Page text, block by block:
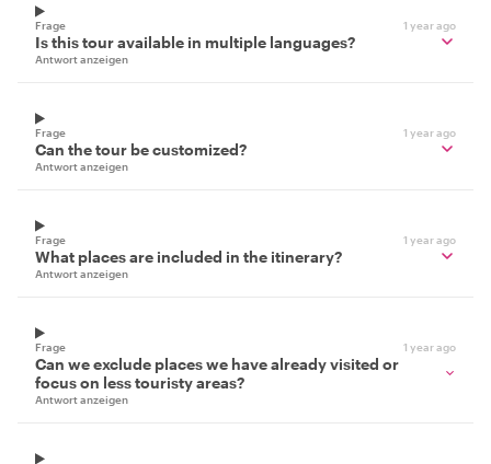
Frage 1 year ago
Is this tour available in multiple languages?
Antwort anzeigen
Frage 1 year ago
Can the tour be customized?
Antwort anzeigen
Frage 1 year ago
What places are included in the itinerary?
Antwort anzeigen
Frage 1 year ago
Can we exclude places we have already visited or
focus on less touristy areas?
Antwort anzeigen